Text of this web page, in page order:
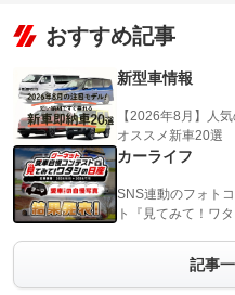
おすすめ記事
新型車情報
【2026年8月】人
オススメ新車20選
カーライフ
SNS連動のフォト
ト『見てみて！ワ
記事